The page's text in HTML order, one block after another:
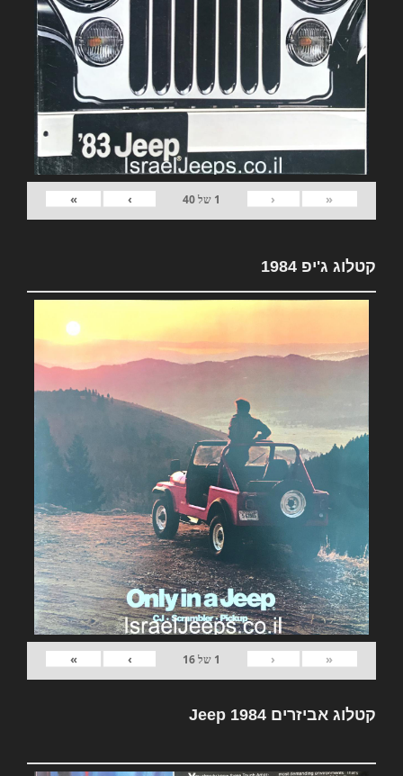
«
‹
1 של40
›
»
קטלוג ג'יפ 1984
«
‹
1 של16
›
»
קטלוג אביזרים Jeep 1984